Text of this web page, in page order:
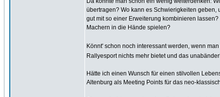
übertragen? Wo kann es Schwierigkeiten
gut mit so einer Erweiterung kombinieren
Machern in die Hände spielen?
Könnt' schon noch interessant werden, wenn
Rallyesport nichts mehr bietet und das
Hätte ich einen Wunsch für einen stilvollen
Altenburg als Meeting Points für das neo-